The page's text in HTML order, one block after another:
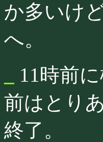
か多いけ
へ。
11時前
前はとり
終了。